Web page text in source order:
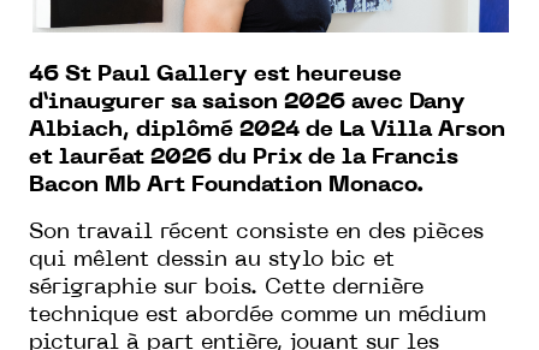
46 St Paul Gallery est heureuse
d’inaugurer sa saison 2026 avec Dany
Albiach, diplômé 2024 de La Villa Arson
et lauréat 2026 du Prix de la Francis
Bacon Mb Art Foundation Monaco.
Son travail récent consiste en des pièces
qui mêlent dessin au stylo bic et
sérigraphie sur bois. Cette dernière
technique est abordée comme un médium
pictural à part entière, jouant sur les